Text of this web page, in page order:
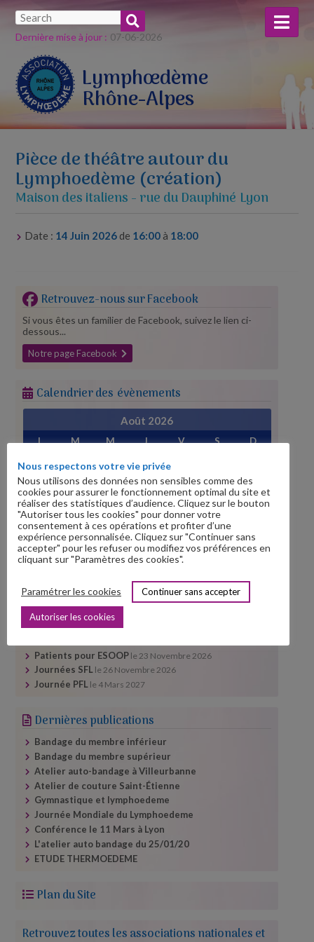
Dernière mise à jour : 07-​06-​2026
Lymphœdème
Rhône-Alpes
Pièce de théâtre autour du
Lymphoedème (création)
Maison des italiens - rue du Dauphiné Lyon
Date : 14 Juin 2026de 16:00à 18:00
Retrouvez-nous sur Facebook
Si vous êtes un familier de Facebook, suivez le lien ci-
dessous...
Notre page Facebook
Calendrier des évènements
Août 2026
L M M J V S D
3
4 5 6 7 8
9
10
11 12 13 14 15
16
17
18 19 20 21 22
24
25 26 27 28 29
30
31
Prochains évènements
Patients pour ESOOP le 23 Novembre 2026
Journées SFL le26 Novembre 2026
Journée PFL le 4 Mars 2027
Dernières publications
Bandage du membre inférieur
Bandage du membre supérieur
Atelier auto-​bandage à Villeurbanne
Atelier de couture Saint-Étienne
Gymnastique et lymphoedeme
Journée Mondiale du Lymphoedeme
Conférence le 11 Mars à Lyon
L'atelier auto bandage du 25/​01/​20
ETUDE THERMOEDEME
Plan du Site
Retrouvez toutes les associations nationales et
Nous respectons votre vie privée
Nous utilisons des données non sensibles comme des
cookies pour assurer le fonctionnement optimal du site et
réaliser des statistiques d’audience. Cliquez sur le bouton
"Autoriser tous les cookies" pour donner votre
consentement à ces opérations et profiter d’une
expérience personnalisée. Cliquez sur "Continuer sans
accepter" pour les refuser ou modifiez vos préférences en
cliquant sur "Paramètres des cookies".
Paramétrer les cookies Continuer sans accepter
Autoriser les cookies